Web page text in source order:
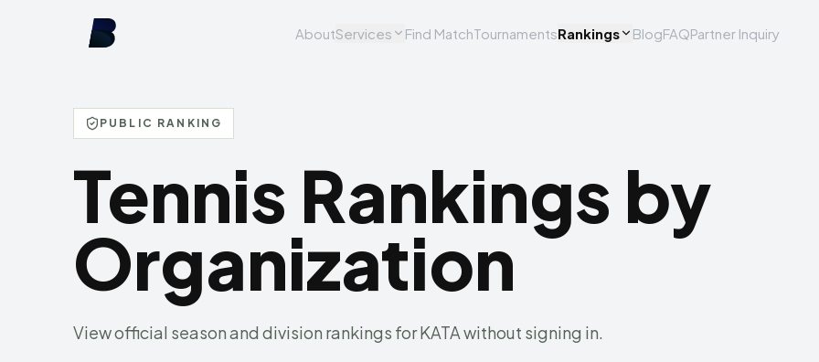
AboutServices Find MatchTournamentsRankings BlogFAQPartner Inquiry
PUBLIC RANKING
Tennis Rankings by
Organization
View official season and division rankings for KATA without signing in.